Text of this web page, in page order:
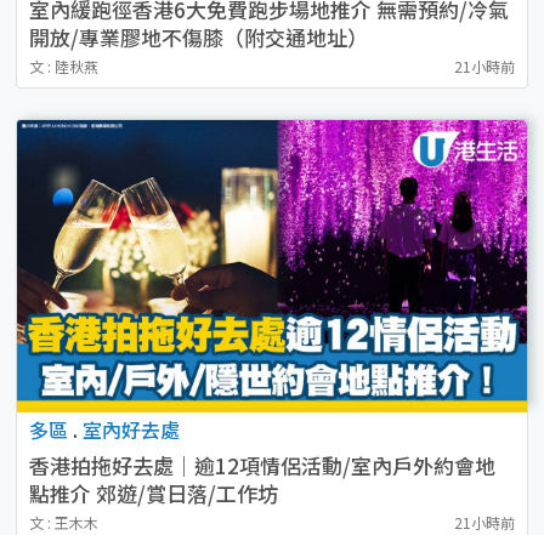
室內緩跑徑香港6大免費跑步場地推介 無需預約/冷氣
開放/專業膠地不傷膝（附交通地址）
文 : 陸秋燕 21小時前
多區 . 室內好去處
香港拍拖好去處｜逾12項情侶活動/室內戶外約會地
點推介 郊遊/賞日落/工作坊
文 : 王木木 21小時前